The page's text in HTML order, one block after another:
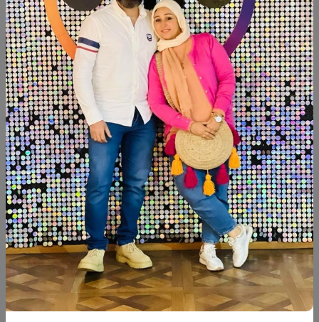
التوافر:غير متاح
تصنيف:جزامات
شارك:
وصف
التقييمات (0)
Available within 6weeks Spanish mdf wood Size:83cm×40cm
Hight:108cm
#newdesign #newcollection #handpainted #hand_made
#decorated #design
منتجات شبيهة
خصم
خصم